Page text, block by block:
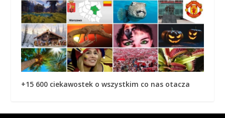
+15 600 ciekawostek o wszystkim co nas otacza